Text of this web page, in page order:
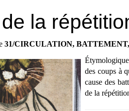
la
31/CIRCULATION,
des coups à
cause des
de la